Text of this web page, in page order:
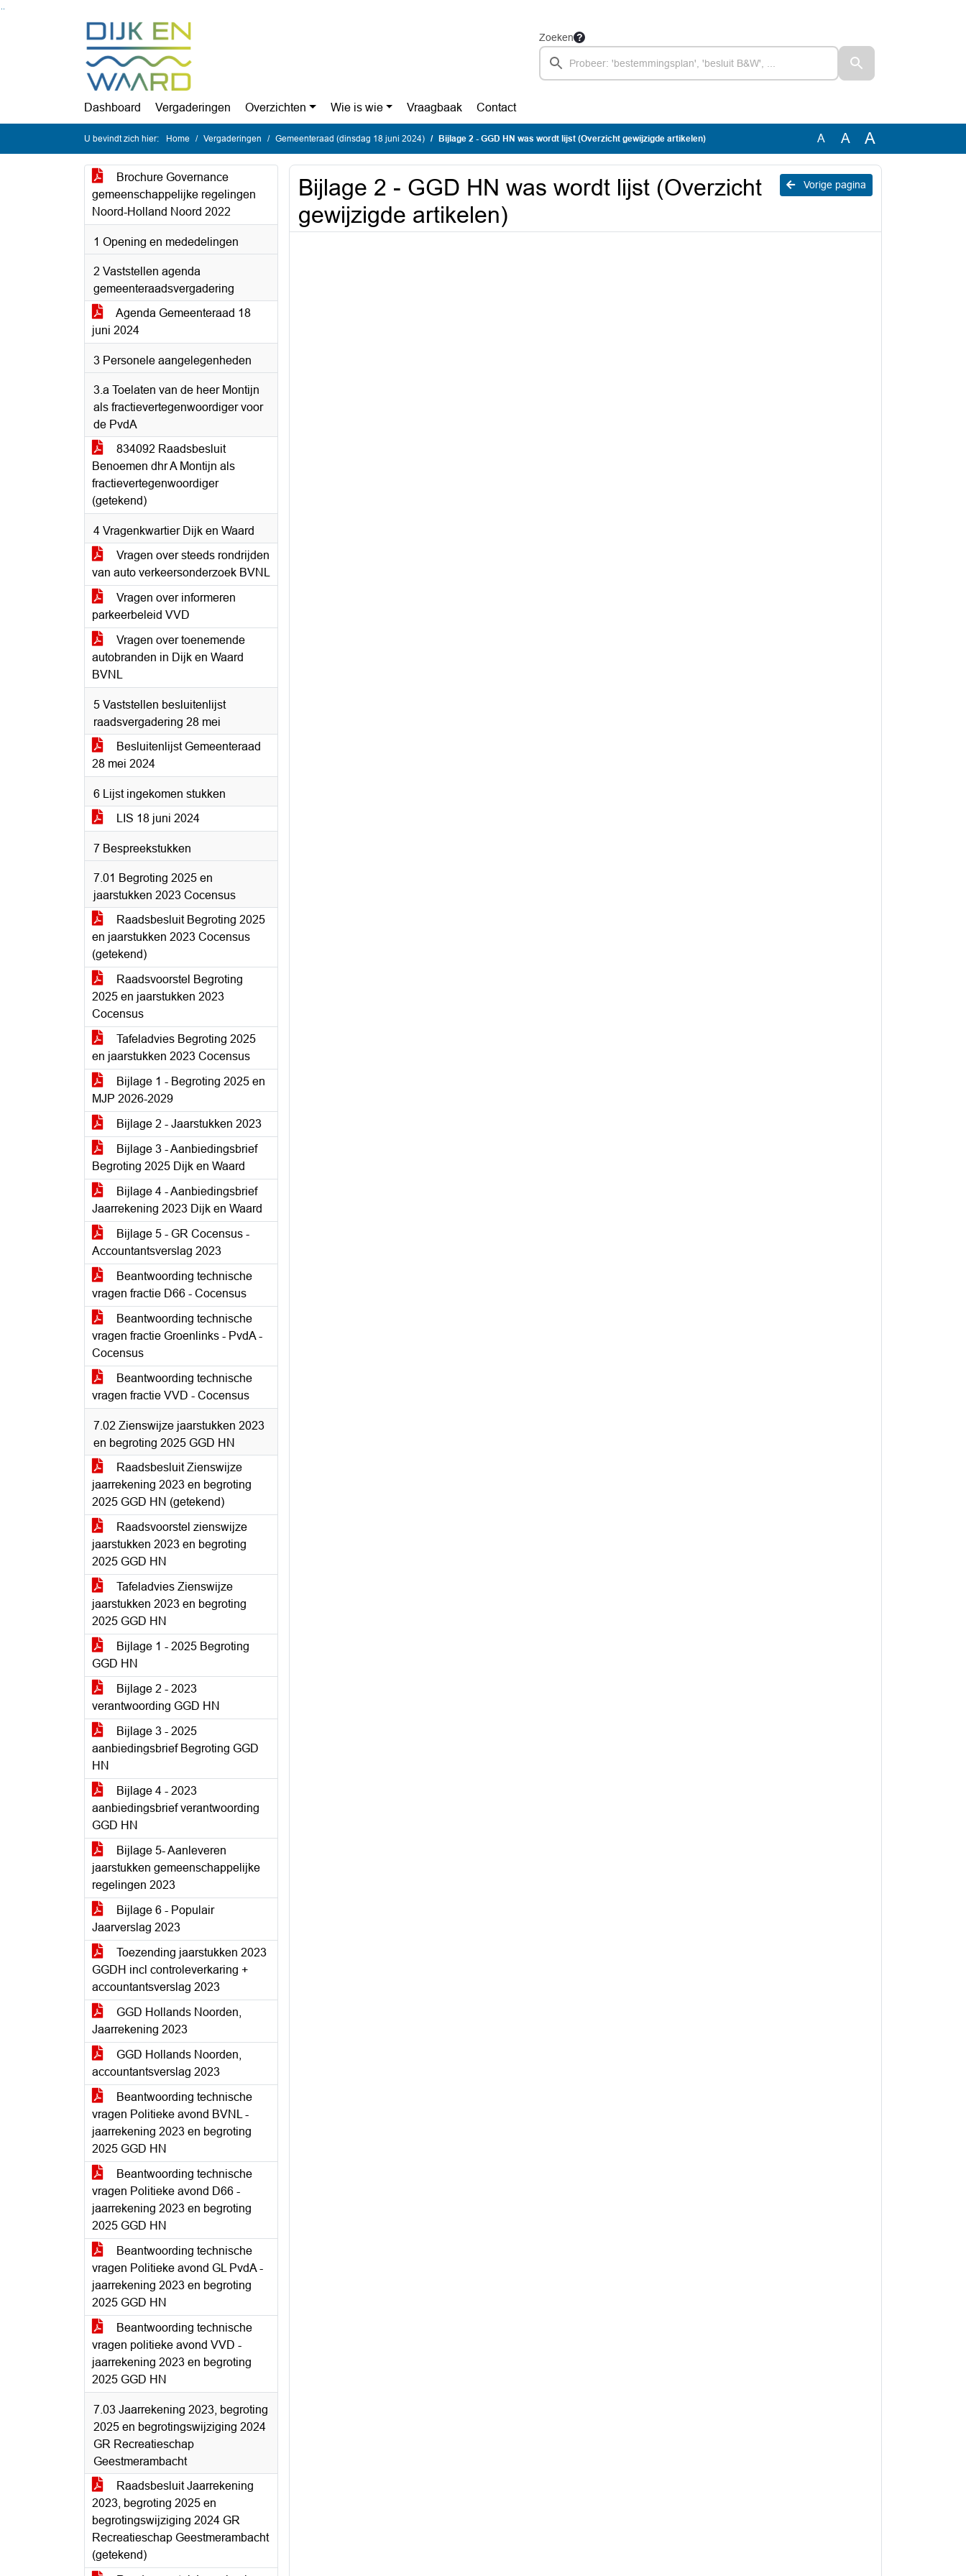
Zoeken
Dashboard Vergaderingen Overzichten Wie is wie Vraagbaak Contact
U bevindt zich hier: Home Vergaderingen Gemeenteraad (dinsdag 18 juni 2024) Bijlage 2 - GGD HN was wordt lijst (Overzicht gewijzigde artikelen) A A A
Brochure Governance
gemeenschappelijke regelingen
Noord-Holland Noord 2022
1 Opening en mededelingen
2 Vaststellen agenda
gemeenteraadsvergadering
Agenda Gemeenteraad 18
juni 2024
3 Personele aangelegenheden
3.a Toelaten van de heer Montijn
als fractievertegenwoordiger voor
de PvdA
834092 Raadsbesluit
Benoemen dhr A Montijn als
fractievertegenwoordiger
(getekend)
4 Vragenkwartier Dijk en Waard
Vragen over steeds rondrijden
van auto verkeersonderzoek BVNL
Vragen over informeren
parkeerbeleid VVD
Vragen over toenemende
autobranden in Dijk en Waard
BVNL
5 Vaststellen besluitenlijst
raadsvergadering 28 mei
Besluitenlijst Gemeenteraad
28 mei 2024
6 Lijst ingekomen stukken
LIS 18 juni 2024
7 Bespreekstukken
7.01 Begroting 2025 en
jaarstukken 2023 Cocensus
Raadsbesluit Begroting 2025
en jaarstukken 2023 Cocensus
(getekend)
Raadsvoorstel Begroting
2025 en jaarstukken 2023
Cocensus
Tafeladvies Begroting 2025
en jaarstukken 2023 Cocensus
Bijlage 1 - Begroting 2025 en
MJP 2026-2029
Bijlage 2 - Jaarstukken 2023
Bijlage 3 - Aanbiedingsbrief
Begroting 2025 Dijk en Waard
Bijlage 4 - Aanbiedingsbrief
Jaarrekening 2023 Dijk en Waard
Bijlage 5 - GR Cocensus -
Accountantsverslag 2023
Beantwoording technische
vragen fractie D66 - Cocensus
Beantwoording technische
vragen fractie Groenlinks - PvdA -
Cocensus
Beantwoording technische
vragen fractie VVD - Cocensus
7.02 Zienswijze jaarstukken 2023
en begroting 2025 GGD HN
Raadsbesluit Zienswijze
jaarrekening 2023 en begroting
2025 GGD HN (getekend)
Raadsvoorstel zienswijze
jaarstukken 2023 en begroting
2025 GGD HN
Tafeladvies Zienswijze
jaarstukken 2023 en begroting
2025 GGD HN
Bijlage 1 - 2025 Begroting
GGD HN
Bijlage 2 - 2023
verantwoording GGD HN
Bijlage 3 - 2025
aanbiedingsbrief Begroting GGD
HN
Bijlage 4 - 2023
aanbiedingsbrief verantwoording
GGD HN
Bijlage 5- Aanleveren
jaarstukken gemeenschappelijke
regelingen 2023
Bijlage 6 - Populair
Jaarverslag 2023
Toezending jaarstukken 2023
GGDH incl controleverkaring +
accountantsverslag 2023
GGD Hollands Noorden,
Jaarrekening 2023
GGD Hollands Noorden,
accountantsverslag 2023
Beantwoording technische
vragen Politieke avond BVNL -
jaarrekening 2023 en begroting
2025 GGD HN
Beantwoording technische
vragen Politieke avond D66 -
jaarrekening 2023 en begroting
2025 GGD HN
Beantwoording technische
vragen Politieke avond GL PvdA -
jaarrekening 2023 en begroting
2025 GGD HN
Beantwoording technische
vragen politieke avond VVD -
jaarrekening 2023 en begroting
2025 GGD HN
7.03 Jaarrekening 2023, begroting
2025 en begrotingswijziging 2024
GR Recreatieschap
Geestmerambacht
Raadsbesluit Jaarrekening
2023, begroting 2025 en
begrotingswijziging 2024 GR
Recreatieschap Geestmerambacht
(getekend)
Vorige pagina
Bijlage 2 - GGD HN was wordt lijst (Overzicht
gewijzigde artikelen)